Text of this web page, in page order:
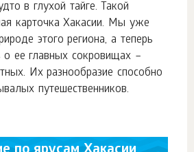
в глухой тайге. Такой
карточка Хакасии. Мы уже
этого региона, а теперь
о ее главных сокровищах –
Их разнообразие способно
путешественников.